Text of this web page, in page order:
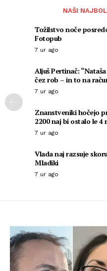
NAŠI
Tožilstvo noče
Fotopub
7 ur ago
Aljuš Pertinač:
čez rob – in to na
7 ur ago
Znanstveniki hočejo
2200 naj bi ostalo le 4
7 ur ago
Vlada naj razsuje
Mladiki
7 ur ago